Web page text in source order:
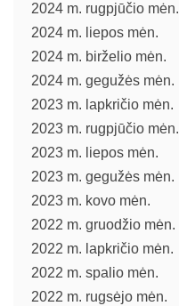
2024 m. rugpjūčio mėn.
2024 m. liepos mėn.
2024 m. birželio mėn.
2024 m. gegužės mėn.
2023 m. lapkričio mėn.
2023 m. rugpjūčio mėn.
2023 m. liepos mėn.
2023 m. gegužės mėn.
2023 m. kovo mėn.
2022 m. gruodžio mėn.
2022 m. lapkričio mėn.
2022 m. spalio mėn.
2022 m. rugsėjo mėn.